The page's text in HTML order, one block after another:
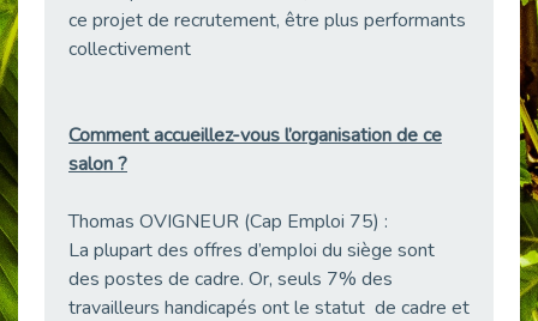
Publié le 24/03/2026
Le silence, l’autre face du recrutement : un appel au respect des candidats.
Publié le 23/03/2026
Publié le 16/03/2026
Cap Emploi : L'accompagnement EXH c’est quoi ?
Publié le 16/03/2026
ce projet de recrutement, être plus performants
collectivement
Comment accueillez-vous l’organisation de ce
salon ?
Thomas OVIGNEUR (Cap Emploi 75) :
La plupart des offres d’empIoi du siège sont
des postes de cadre. Or, seuls 7% des
travailleurs handicapés ont le statut de cadre et